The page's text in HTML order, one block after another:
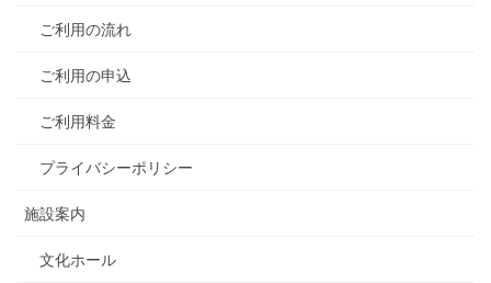
ご利用の流れ
ご利用の申込
ご利用料金
プライバシーポリシー
施設案内
文化ホール